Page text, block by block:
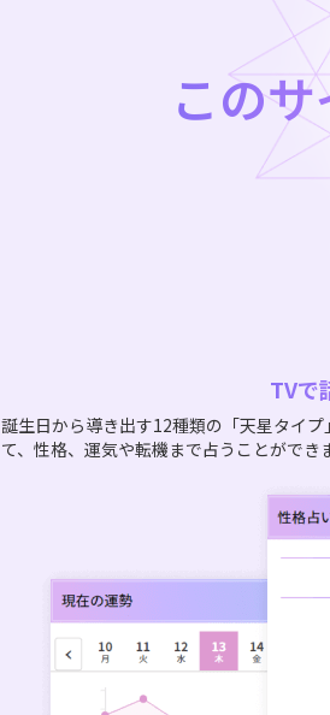
この
TVで
誕生日から導き出す12種類の「天星タイ
て、性格、運気や転機まで占うことができ